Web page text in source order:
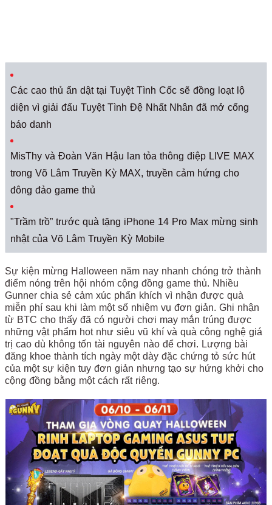
Các cao thủ ẩn dật tại Tuyệt Tình Cốc sẽ đồng loạt lộ
diện vì giải đấu Tuyệt Tình Đệ Nhất Nhân đã mở cổng
báo danh
MisThy và Đoàn Văn Hậu lan tỏa thông điệp LIVE MAX
trong Võ Lâm Truyền Kỳ MAX, truyền cảm hứng cho
đông đảo game thủ
"Trầm trồ” trước quà tặng iPhone 14 Pro Max mừng sinh
nhật của Võ Lâm Truyền Kỳ Mobile
Sự kiện mừng Halloween năm nay nhanh chóng trở thành
điểm nóng trên hội nhóm cộng đồng game thủ. Nhiều
Gunner chia sẻ cảm xúc phấn khích vì nhận được quà
miễn phí sau khi làm một số nhiệm vụ đơn giản. Ghi nhận
từ BTC cho thấy đã có người chơi may mắn trúng được
những vật phẩm hot như siêu vũ khí và quà công nghệ giá
trị cao dù không tốn tài nguyên nào để chơi. Lượng bài
đăng khoe thành tích ngày một dày đặc chứng tỏ sức hút
của một sự kiện tuy đơn giản nhưng tạo sự hứng khởi cho
cộng đồng bằng một cách rất riêng.